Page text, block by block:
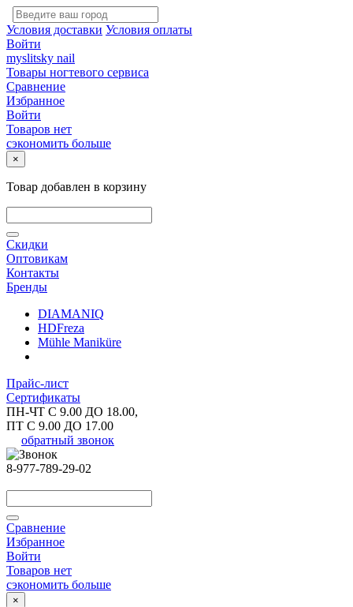
Условия доставки Условия оплаты
Войти
myslitsky nail
Товары ногтевого сервиса
Сравнение
Избранное
Войти
Товаров нет
сэкономить больше
×
Товар добавлен в корзину
Скидки
Оптовикам
Контакты
Бренды
DIAMANIQ
HDFreza
Mühle Maniküre
Прайс-лист
Сертификаты
ПН-ЧТ С 9.00 ДО 18.00,
ПТ С 9.00 ДО 17.00
обратный звонок
8-977-789-29-02
Сравнение
Избранное
Войти
Товаров нет
сэкономить больше
×